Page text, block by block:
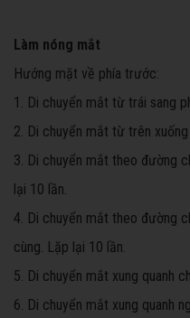
Làm nóng mắt
Hướng mặt về phía trước:
1. Di chuyển mắt từ trái sang
2. Di chuyển mắt từ trên
3. Di chuyển mắt theo đường
lại 10 lần.
4. Di chuyển mắt theo đường
cùng. Lặp lại 10 lần.
5. Di chuyển mắt xung quanh
6. Di chuyển mắt xung quanh